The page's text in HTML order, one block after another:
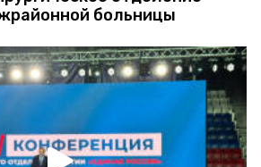
больницы